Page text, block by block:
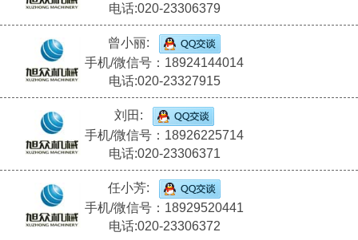
电话:020-23306379
曾小丽:
手机/微信号：18924144014
电话:020-23327915
刘田:
手机/微信号：18926225714
电话:020-23306371
任小芳:
手机/微信号：18929520441
电话:020-23306372